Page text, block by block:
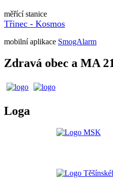
měřící stanice
Třinec - Kosmos
mobilní aplikace SmogAlarm
Zdravá obec a MA
Loga